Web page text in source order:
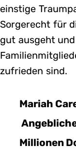
einstige
Sorgerecht für
gut ausgeht
zufrieden sind.
Mariah
Millionen